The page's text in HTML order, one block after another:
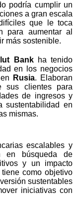
podría cumplir un
a gran escala
que le toca
para aumentar al
más sostenible.
Bankha tenido
en los negocios
Rusia. Elaboran
sus clientes para
de ingresos y
sustentabilidad en
mismas.
escalables y
en búsqueda de
y un impacto
tiene como objetivo
sustentables
iniciativas con